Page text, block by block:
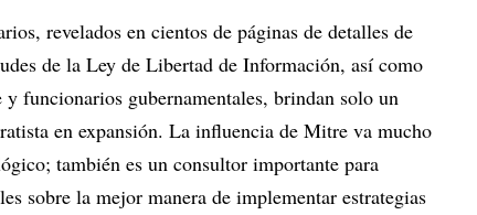
revelados en cientos de páginas de detalles de
de la Ley de Libertad de Información, así como
funcionarios gubernamentales, brindan solo un
en expansión. La influencia de Mitre va mucho
también es un consultor importante para
sobre la mejor manera de implementar estrategias